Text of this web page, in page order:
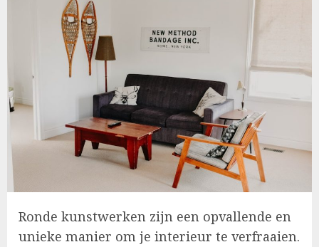
Ronde kunstwerken zijn een opvallende en
unieke manier om je interieur te verfraaien.